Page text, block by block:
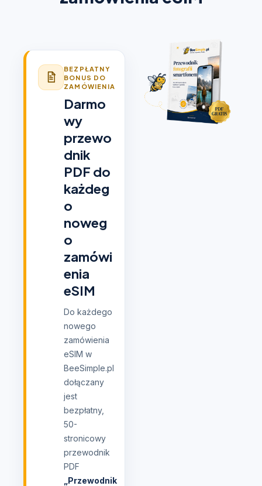
BEZPŁATNY
BONUS DO
ZAMÓWIENIA
Darmo
wy
przewo
dnik
PDF do
każdeg
o
noweg
o
zamówi
enia
eSIM
Do każdego
nowego
zamówienia
eSIM w
BeeSimple.pl
dołączany
jest
bezpłatny,
50-
stronicowy
przewodnik
PDF
„Przewodnik